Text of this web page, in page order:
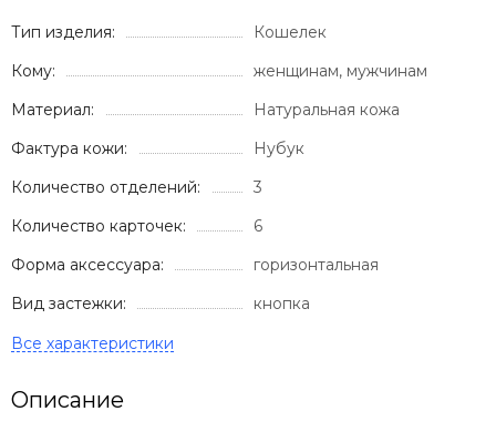
Тип изделия:
Кошелек
Кому:
женщинам, мужчинам
Материал:
Натуральная кожа
Фактура кожи:
Нубук
Количество отделений:
3
Количество карточек:
6
Форма аксессуара:
горизонтальная
Вид застежки:
кнопка
Описание